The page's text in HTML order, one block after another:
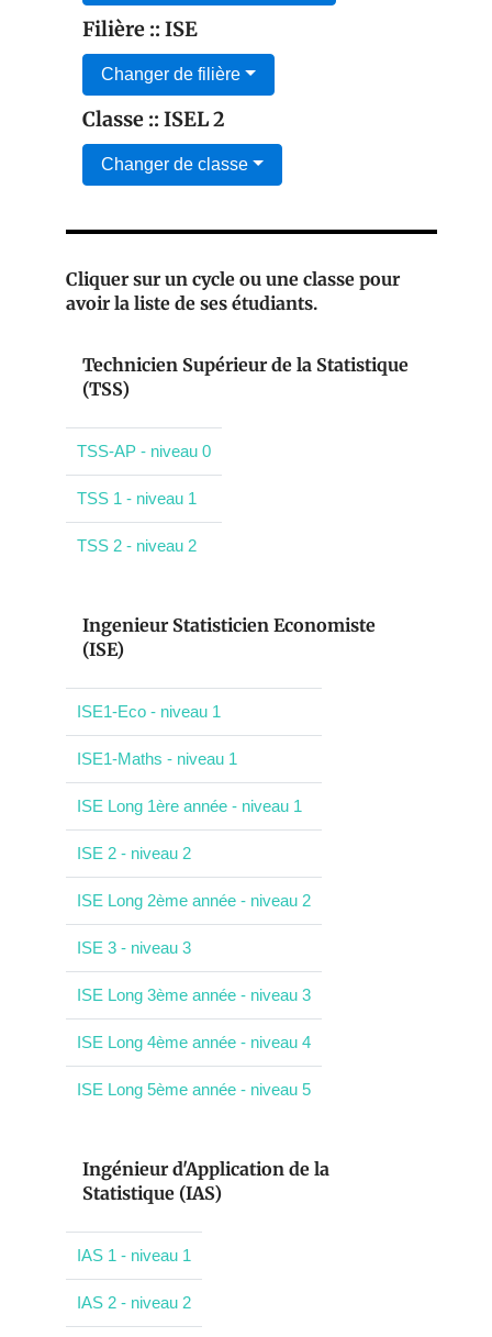
Filière :: ISE
Changer de filière
Classe :: ISEL 2
Changer de classe
Cliquer sur un cycle ou une classe pour
avoir la liste de ses étudiants.
Technicien Supérieur de la Statistique
(TSS)
TSS-AP - niveau 0
TSS 1 - niveau 1
TSS 2 - niveau 2
Ingenieur Statisticien Economiste
(ISE)
ISE1-Eco - niveau 1
ISE1-Maths - niveau 1
ISE Long 1ère année - niveau 1
ISE 2 - niveau 2
ISE Long 2ème année - niveau 2
ISE 3 - niveau 3
ISE Long 3ème année - niveau 3
ISE Long 4ème année - niveau 4
ISE Long 5ème année - niveau 5
Ingénieur d'Application de la
Statistique (IAS)
IAS 1 - niveau 1
IAS 2 - niveau 2